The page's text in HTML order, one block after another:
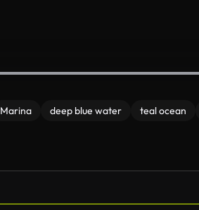
Marina deep blue water teal ocean